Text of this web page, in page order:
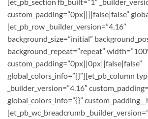
[et_pb_section fb_built=”1″
custom_padding=”0px||||false|false”
[et_pb_row _builder_version=”4.16″
background_size=”initial”
background_repeat=”repeat”
custom_padding=”0px||0px||false|false”
global_colors_info=”{}”][et_pb_column
_builder_version=”4.16″
global_colors_info=”{}”
[et_pb_wc_breadcrumb